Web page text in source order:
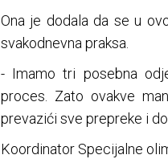
Ona je dodala da se u
svakodnevna praksa.
- Imamo tri posebna
proces. Zato ovakve
prevazići sve prepreke i
Koordinator Specijalne